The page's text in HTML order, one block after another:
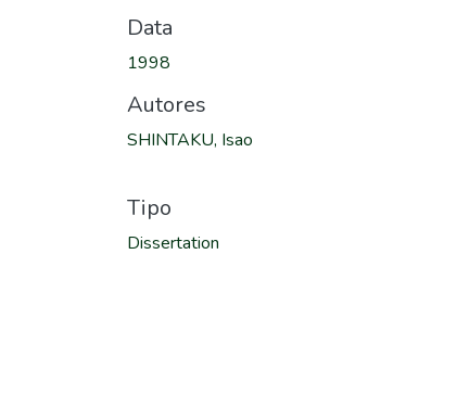
Data
1998
Autores
SHINTAKU, Isao
Tipo
Dissertation